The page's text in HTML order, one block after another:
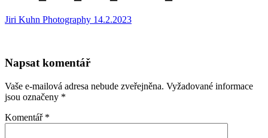
Jiri Kuhn Photography 14.2.2023
Napsat komentář
Vaše e-mailová adresa nebude zveřejněna. Vyžadované informace
jsou označeny *
Komentář *